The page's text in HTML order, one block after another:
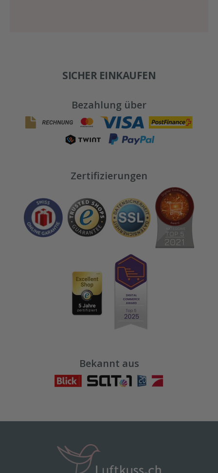
SICHER EINKAUFEN
Bezahlung über
Zertifizierungen
Bekannt aus